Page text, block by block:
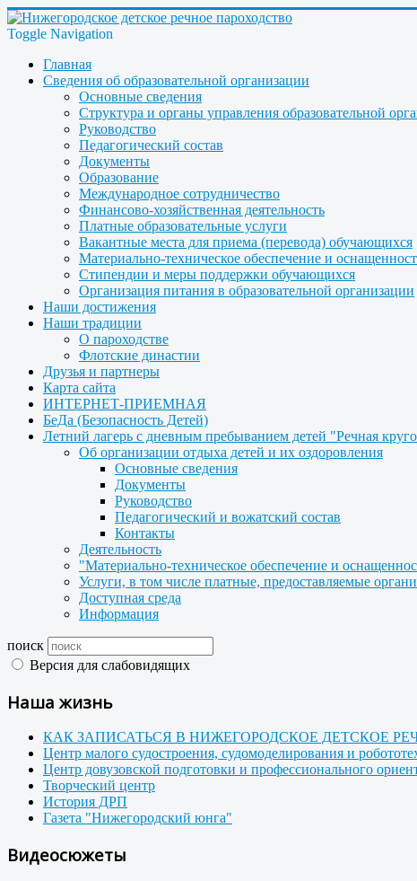
Toggle Navigation
Главная
Сведения об образовательной организации
Основные сведения
Структура и органы управления образовательной
Руководство
Педагогический состав
Документы
Образование
Международное сотрудничество
Финансово-хозяйственная деятельность
Платные образовательные услуги
Вакантные места для приема (перевода) обучающихся
Материально-техническое обеспечение и
Стипендии и меры поддержки обучающихся
Организация питания в образовательной организации
Наши достижения
Наши традиции
О пароходстве
Флотские династии
Друзья и партнеры
Карта сайта
ИНТЕРНЕТ-ПРИЕМНАЯ
БеДа (Безопасность Детей)
Летний лагерь с дневным пребыванием детей "Речная
Об организации отдыха детей и их оздоровления
Основные сведения
Документы
Руководство
Педагогический и вожатский состав
Контакты
Деятельность
"Материально-техническое обеспечение и
Услуги, в том числе платные, предоставляемые
Доступная среда
Информация
поиск
Версия для слабовидящих
Наша жизнь
КАК ЗАПИСАТЬСЯ В НИЖЕГОРОДСКОЕ ДЕТСКОЕ
Центр малого судостроения, судомоделирования и
Центр довузовской подготовки и профессионального
Творческий центр
История ДРП
Газета "Нижегородский юнга"
Видеосюжеты